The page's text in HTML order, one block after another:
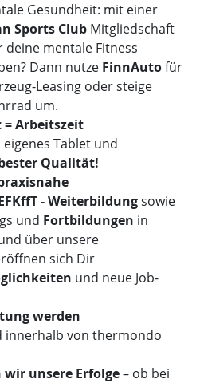
Gesundheit: mit einer
Sports Club Mitgliedschaft
deine mentale Fitness
Dann nutze FinnAutofür
Leasing oder steige
um.
= Arbeitszeit
Tablet und
Qualität!
- Weiterbildungsowie
und Fortbildungen in
über unsere
sich Dir
und neue Job-
werden
innerhalb von thermondo
unsere Erfolge– ob bei